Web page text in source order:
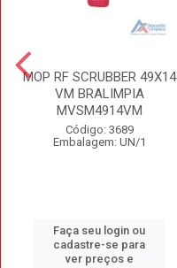
MOP RF SCRUBBER 49X14
VM BRALIMPIA
MVSM4914VM
Código: 3689
Embalagem: UN/1
Faça seu login ou
cadastre-se para
ver preços e